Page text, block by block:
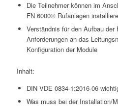
Die Teilnehmer können im
FN 6000® Rufanlagen
Verständnis für den Aufbau der
Anforderungen an das
Konfiguration der Module
Inhalt:
DIN VDE 0834-1:2016-06
Was muss bei der Installation/